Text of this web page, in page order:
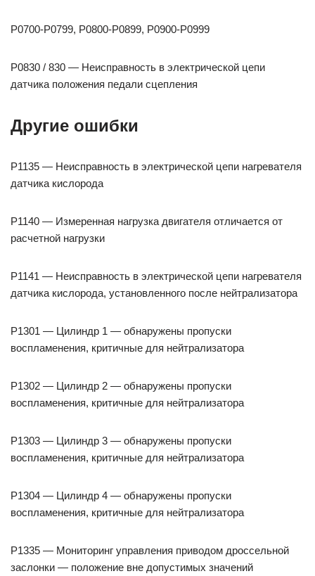
P0700-P0799, P0800-P0899, P0900-P0999
P0830 / 830 — Неисправность в электрической цепи
датчика положения педали сцепления
Другие ошибки
P1135 — Неисправность в электрической цепи нагревателя
датчика кислорода
P1140 — Измеренная нагрузка двигателя отличается от
расчетной нагрузки
P1141 — Неисправность в электрической цепи нагревателя
датчика кислорода, установленного после нейтрализатора
P1301 — Цилиндр 1 — обнаружены пропуски
воспламенения, критичные для нейтрализатора
P1302 — Цилиндр 2 — обнаружены пропуски
воспламенения, критичные для нейтрализатора
P1303 — Цилиндр 3 — обнаружены пропуски
воспламенения, критичные для нейтрализатора
P1304 — Цилиндр 4 — обнаружены пропуски
воспламенения, критичные для нейтрализатора
P1335 — Мониторинг управления приводом дроссельной
заслонки — положение вне допустимых значений